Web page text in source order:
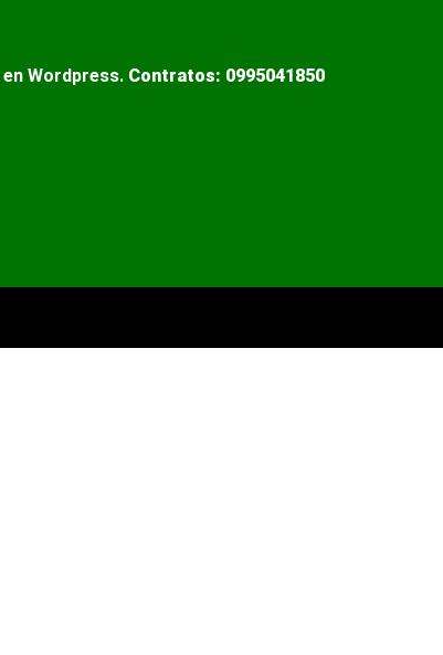
Wordpress. Contratos: 0995041850